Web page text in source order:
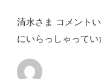
清水さま コメント
にいらっしゃって